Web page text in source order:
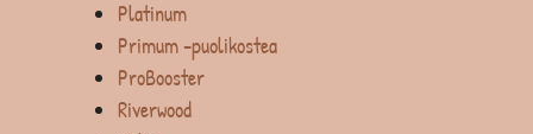
Platinum
Primum -puolikostea
ProBooster
Riverwood